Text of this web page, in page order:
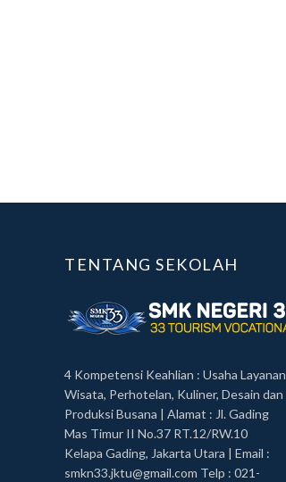
TENTANG SEKOLAH
4 Kompetensi Keahlian : Usaha Layanan
Wisata, Perhotelan, Kuliner, Desain dan
Produksi Busana | Alamat : Jl. Gading
Mas Timur II No.37 RT.12/RW.10
Kelapa Gading, Jakarta Utara | Email :
smkn33.jktu@gmail.com Telp : 021-